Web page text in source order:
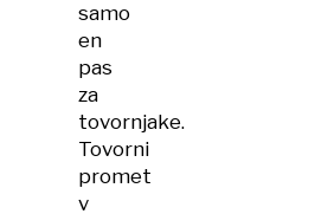
samo
en
pas
za
tovornjake.
Tovorni
promet
v